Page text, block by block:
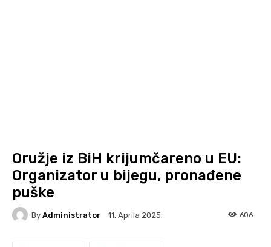
Oružje iz BiH krijumčareno u EU:
Organizator u bijegu, pronađene
puške
By Administrator 11. Aprila 2025. 606